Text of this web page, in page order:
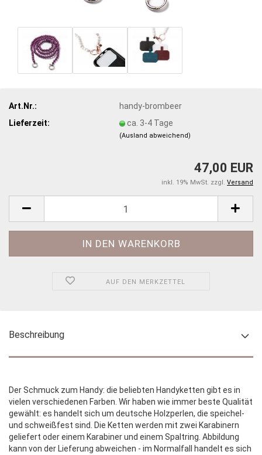
Art.Nr.:
handy-brombeer
Lieferzeit:
ca. 3-4 Tage
(Ausland abweichend)
47,00 EUR
inkl. 19% MwSt. zzgl. Versand
AUF DEN MERKZETTEL
Beschreibung
Der Schmuck zum Handy: die beliebten Handyketten gibt es in
vielen verschiedenen Farben. Wir haben wie immer beste Qualität
gewählt: es handelt sich um deutsche Holzperlen, die speichel-
und schweißfest sind. Die Ketten werden mit zwei Karabinern
geliefert oder einem Karabiner und einem Spaltring. Abbildung
kann von der Lieferung abweichen - im Normalfall handelt es sich